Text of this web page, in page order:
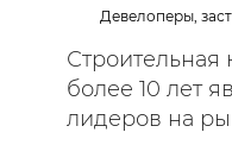
Девелоперы,
более 10 лет
лидеров на